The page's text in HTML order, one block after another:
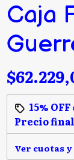
Caja
15% OFF
Precio
Ver cuotas